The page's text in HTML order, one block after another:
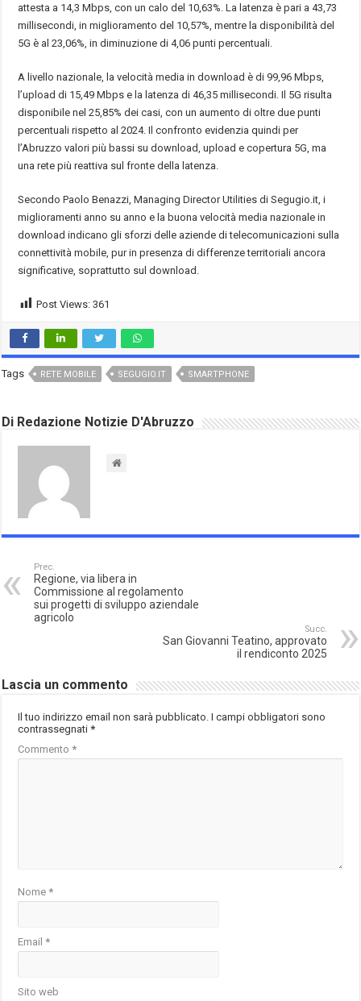
attesta a 14,3 Mbps, con un calo del 10,63%. La latenza è pari a 43,73
millisecondi, in miglioramento del 10,57%, mentre la disponibilità del
5G è al 23,06%, in diminuzione di 4,06 punti percentuali.
A livello nazionale, la velocità media in download è di 99,96 Mbps,
l’upload di 15,49 Mbps e la latenza di 46,35 millisecondi. Il 5G risulta
disponibile nel 25,85% dei casi, con un aumento di oltre due punti
percentuali rispetto al 2024. Il confronto evidenzia quindi per
l’Abruzzo valori più bassi su download, upload e copertura 5G, ma
una rete più reattiva sul fronte della latenza.
Secondo Paolo Benazzi, Managing Director Utilities di Segugio.it, i
miglioramenti anno su anno e la buona velocità media nazionale in
download indicano gli sforzi delle aziende di telecomunicazioni sulla
connettività mobile, pur in presenza di differenze territoriali ancora
significative, soprattutto sul download.
Post Views: 361
Tags RETE MOBILE SEGUGIO.IT SMARTPHONE
Di Redazione Notizie D'Abruzzo
Prec.
Regione, via libera in
Commissione al regolamento
sui progetti di sviluppo aziendale
agricolo
Succ.
San Giovanni Teatino, approvato
il rendiconto 2025
Lascia un commento
Il tuo indirizzo email non sarà pubblicato. I campi obbligatori sono
contrassegnati*
Commento*
Nome*
Email*
Sito web